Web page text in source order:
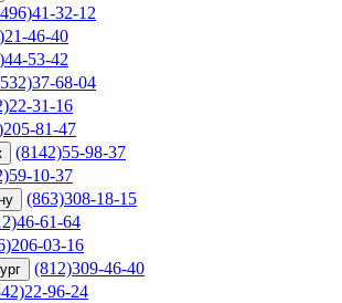
32-12
46-40
53-42
68-04
31-16
81-47
(8142)55-98-37
10-37
(863)308-18-15
61-64
03-16
(812)309-46-40
96-24